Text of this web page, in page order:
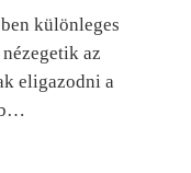
különleges
az
eligazodni a